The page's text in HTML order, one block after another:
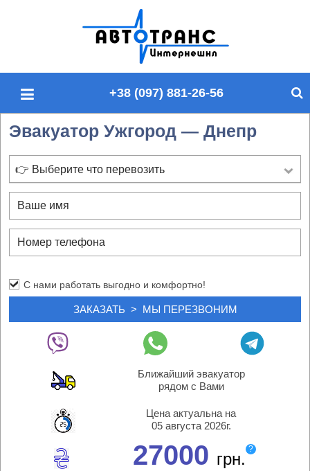
п
о
й
у
+38 (097) 881-26-56
Эвакуатор Ужгород — Днепр
👉 Выберите что перевозить
С нами работать выгодно и комфортно!
Ближайший эвакуатор
рядом с Вами
Цена актуальна на
05 августа 2026г.
27000 грн.
?